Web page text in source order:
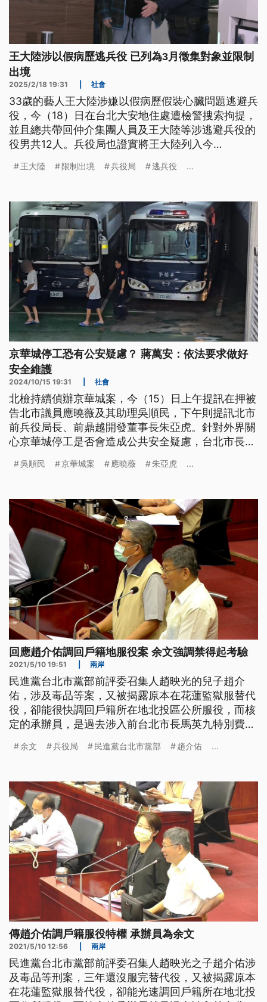
王大陸涉以假病歷逃兵役 已列為3月徵集對象並限制
出境
2025/2/18 19:31 社會
33歲的藝人王大陸涉嫌以假病歷假裝心臟問題逃避兵
役，今（18）日在台北大安地住處遭檢警搜索拘提，
並且總共帶回仲介集團人員及王大陸等涉逃避兵役的
役男共12人。兵役局也證實將王大陸列入今
動清查，發現約80個案例具備徵兵檢查異常等共通性
送司法單位偵查。
王大陸 限制出境 兵役局 逃兵役 ...
京華城停工恐有公安疑慮？ 蔣萬安：依法要求做好
安全維護
2024/10/15 19:31 社會
北檢持續偵辦京華城案，今（15）日上午提訊在押被
告北市議員應曉薇及其助理吳順民，下午則提訊北市
前兵役局長、前鼎越開發董事長朱亞虎。針對外界關
心京華城停工是否會造成公共安全疑慮，台北市長蔣
造人、監造人做好一切安全維護的措施，確保工地公
吳順民 京華城案 應曉薇 朱亞虎 ...
回應趙介佑調回戶籍地服役案 余文強調禁得起考驗
2021/5/10 19:51 兩岸
民進黨台北市黨部前評委召集人趙映光的兒子趙介
佑，涉及毒品等案，又被揭露原本在花蓮監獄服替代
役，卻能很快調回戶籍所在地北投區公所服役，而核
定的承辦員，是過去涉入前台北市長馬英九特別費案
切都依法辦理。 民進黨台北市黨部前評委召集人趙
監獄服替代役，卻能光速調回戶籍所在地北投區公所
服役，而核定的承辦員就是過去涉入前
余文 兵役局 民進黨台北市黨部 趙介佑 ...
傳趙介佑調戶籍服役特權 承辦員為余文
2021/5/10 12:56 兩岸
民進黨台北市黨部前評委召集人趙映光之子趙介佑涉
及毒品等刑案，三年還沒服完替代役，又被揭露原本
在花蓮監獄服替代役，卻能光速調回戶籍所在地北投